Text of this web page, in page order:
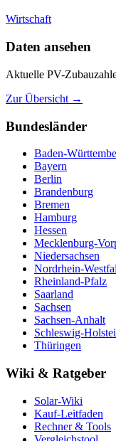
Wirtschaft
Daten ansehen
Aktuelle PV-
Zur Übersicht →
Bundesländer
Baden-
Bayern
Berlin
Brandenburg
Bremen
Hamburg
Hessen
Mecklenburg-
Niedersachsen
Nordrhein-
Rheinland-Pfalz
Saarland
Sachsen
Sachsen-Anhalt
Schleswig-
Thüringen
Wiki & Ratgeber
Solar-Wiki
Kauf-Leitfaden
Rechner & Tools